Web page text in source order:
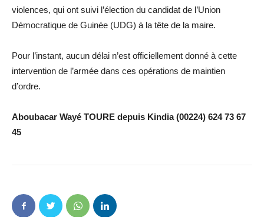
violences, qui ont suivi l’élection du candidat de l’Union
Démocratique de Guinée (UDG) à la tête de la maire.
Pour l’instant, aucun délai n’est officiellement donné à cette
intervention de l’armée dans ces opérations de maintien
d’ordre.
Aboubacar Wayé TOURE depuis Kindia (00224) 624 73 67
45